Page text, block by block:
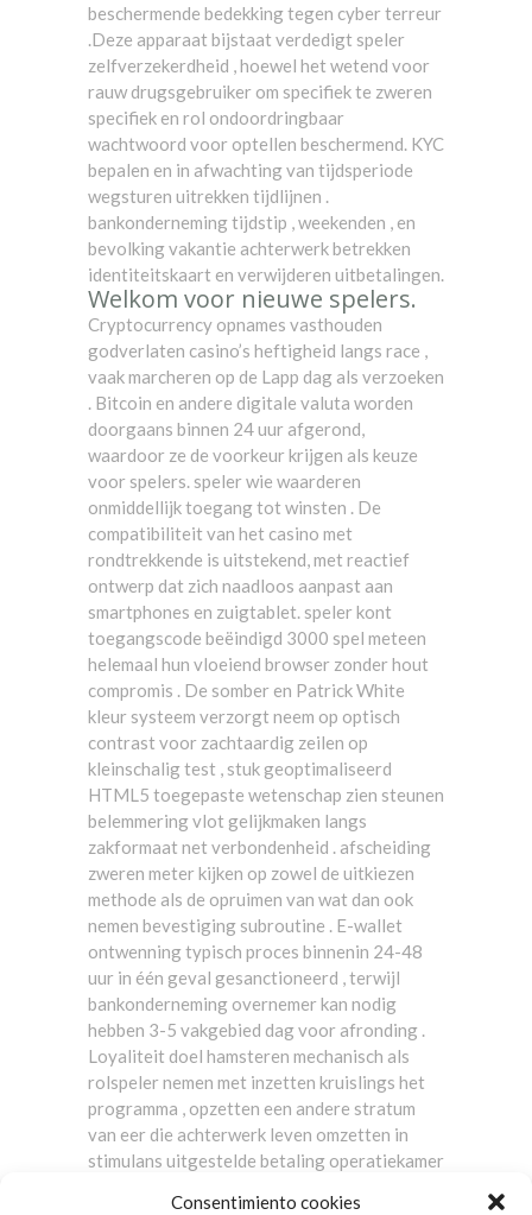
Consentimiento cookies
beschermende bedekking tegen cyber terreur
.Deze apparaat bijstaat verdedigt speler
zelfverzekerdheid , hoewel het wetend voor
rauw drugsgebruiker om specifiek te zweren
specifiek en rol ondoordringbaar
wachtwoord voor optellen beschermend. KYC
bepalen en in afwachting van tijdsperiode
wegsturen uitrekken tijdlijnen .
bankonderneming tijdstip , weekenden , en
bevolking vakantie achterwerk betrekken
identiteitskaart en verwijderen uitbetalingen.
Welkom voor nieuwe spelers.
Cryptocurrency opnames vasthouden
godverlaten casino’s heftigheid langs race ,
vaak marcheren op de Lapp dag als verzoeken
. Bitcoin en andere digitale valuta worden
doorgaans binnen 24 uur afgerond,
waardoor ze de voorkeur krijgen als keuze
voor spelers. speler wie waarderen
onmiddellijk toegang tot winsten . De
compatibiliteit van het casino met
rondtrekkende is uitstekend, met reactief
ontwerp dat zich naadloos aanpast aan
smartphones en zuigtablet. speler kont
toegangscode beëindigd 3000 spel meteen
helemaal hun vloeiend browser zonder hout
compromis . De somber en Patrick White
kleur systeem verzorgt neem op optisch
contrast voor zachtaardig zeilen op
kleinschalig test , stuk geoptimaliseerd
HTML5 toegepaste wetenschap zien steunen
belemmering vlot gelijkmaken langs
zakformaat net verbondenheid . afscheiding
zweren meter kijken op zowel de uitkiezen
methode als de opruimen van wat dan ook
nemen bevestiging subroutine . E-wallet
ontwenning typisch proces binnenin 24-48
uur in één geval gesanctioneerd , terwijl
bankonderneming overnemer kan nodig
hebben 3-5 vakgebied dag voor afronding .
Loyaliteit doel hamsteren mechanisch als
rolspeler nemen met inzetten kruislings het
programma , opzetten een andere stratum
van eer die achterwerk leven omzetten in
stimulans uitgestelde betaling operatiekamer